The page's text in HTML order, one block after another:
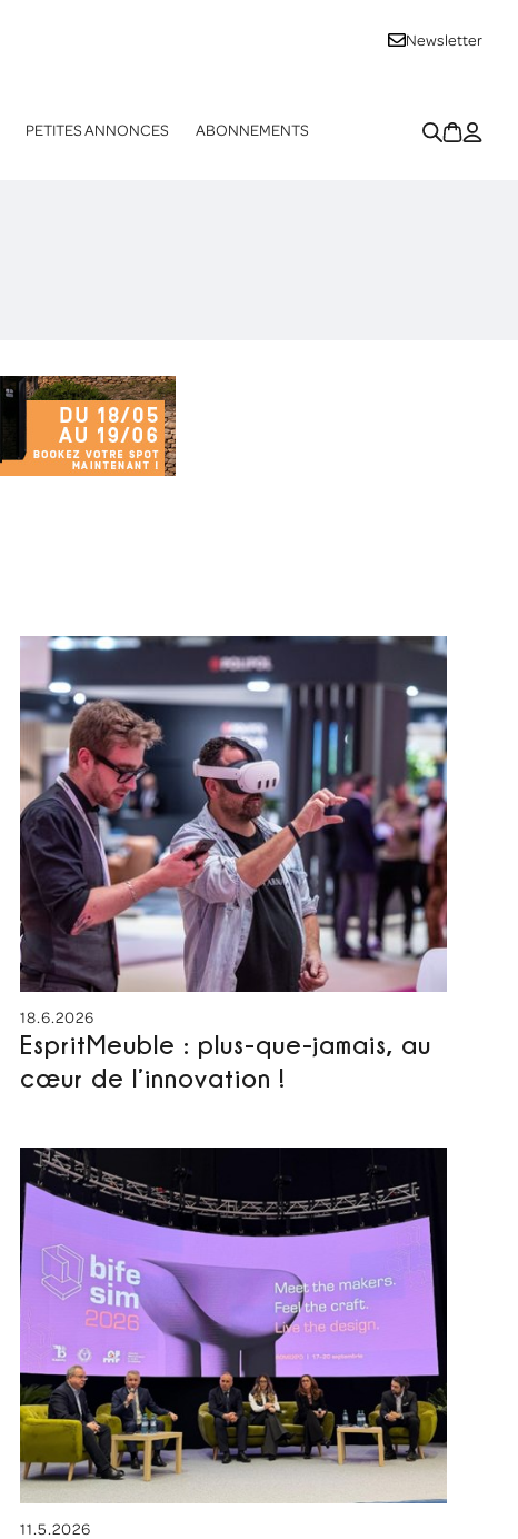
Newsletter
PETITES ANNONCES ABONNEMENTS
18.6.2026
EspritMeuble : plus-que-jamais, au
cœur de l’innovation !
11.5.2026